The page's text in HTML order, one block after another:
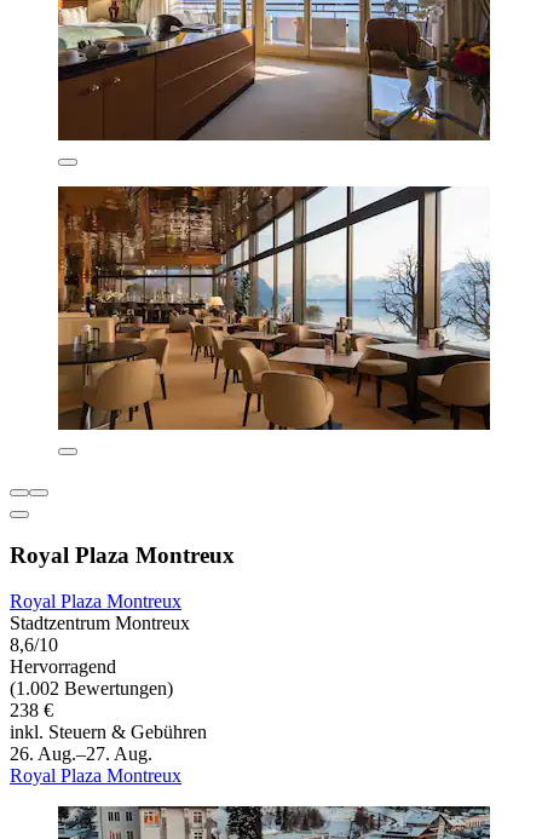
Royal Plaza Montreux
Royal Plaza Montreux
Stadtzentrum Montreux
8,6/10
Hervorragend
(1.002 Bewertungen)
238 €
inkl. Steuern & Gebühren
26. Aug.–27. Aug.
Royal Plaza Montreux